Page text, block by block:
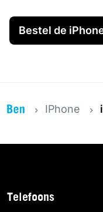
Bestel de
IPhone
Telefoons